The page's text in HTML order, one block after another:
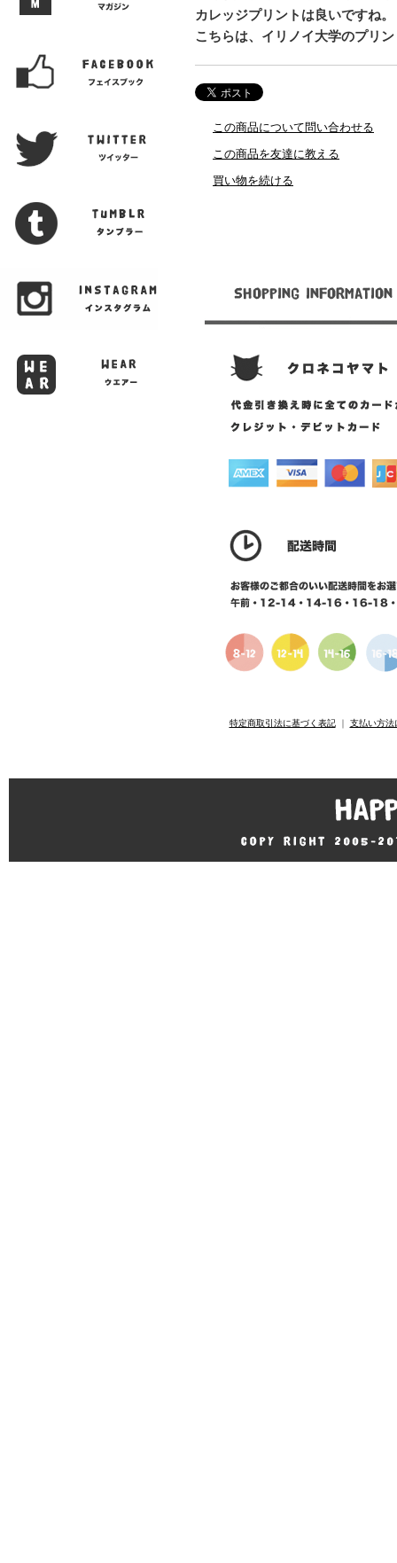
カレッジプリントは良いですね。
こちらは、イリノイ大学のプリ
この商品について問い合わせる
この商品を友達に教える
買い物を続ける
特定商取引法に基づく表記｜ 支払い方法